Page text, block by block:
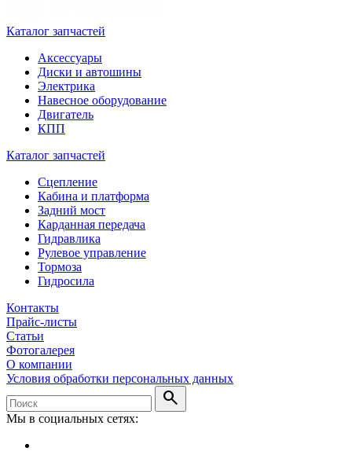
Каталог запчастей
Аксессуары
Диски и автошины
Электрика
Навесное оборудование
Двигатель
КПП
Каталог запчастей
Сцепление
Кабина и платформа
Задний мост
Карданная передача
Гидравлика
Рулевое управление
Тормоза
Гидросила
Контакты
Прайс-листы
Статьи
Фотогалерея
О компании
Условия обработки персональных данных
search
Мы в социальных сетях: